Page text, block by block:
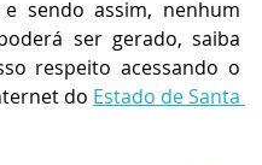
sendo assim, nenhum
ser gerado, saiba
respeito acessando o
do Estado de Santa